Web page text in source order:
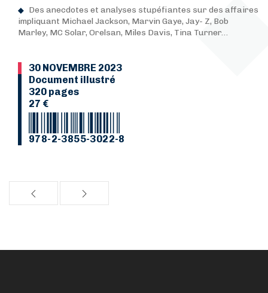
Des anecdotes et analyses stupéfiantes sur des affaires
impliquant Michael Jackson, Marvin Gaye, Jay- Z, Bob
Marley, MC Solar, Orelsan, Miles Davis, Tina Turner…
30 NOVEMBRE 2023
Document illustré
320 pages
27 €
978-2-3855-3022-8